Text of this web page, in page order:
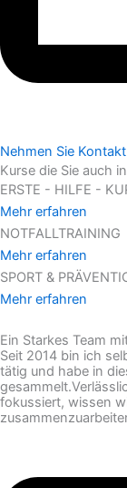
Nehmen Sie
Kurse die Sie auch
ERSTE - HILFE -
Mehr erfahren
NOTFALLTRAINING
Mehr erfahren
SPORT &
Mehr erfahren
Ein Starkes Team
Seit 2014 bin ich
tätig und habe in
fokussiert, wissen